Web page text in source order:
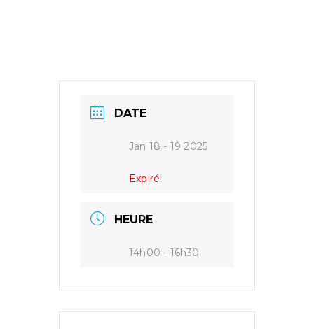
DATE
Jan 18 - 19 2025
Expiré!
HEURE
14h00 - 16h30